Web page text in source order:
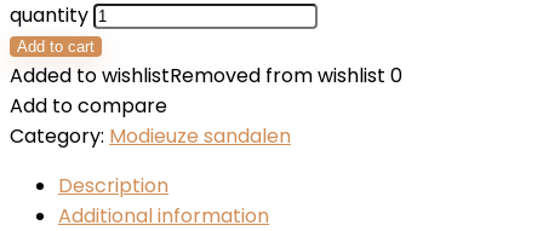
quantity
Add to cart
Added to wishlistRemoved from wishlist 0
Add to compare
Category: Modieuze sandalen
Description
Additional information